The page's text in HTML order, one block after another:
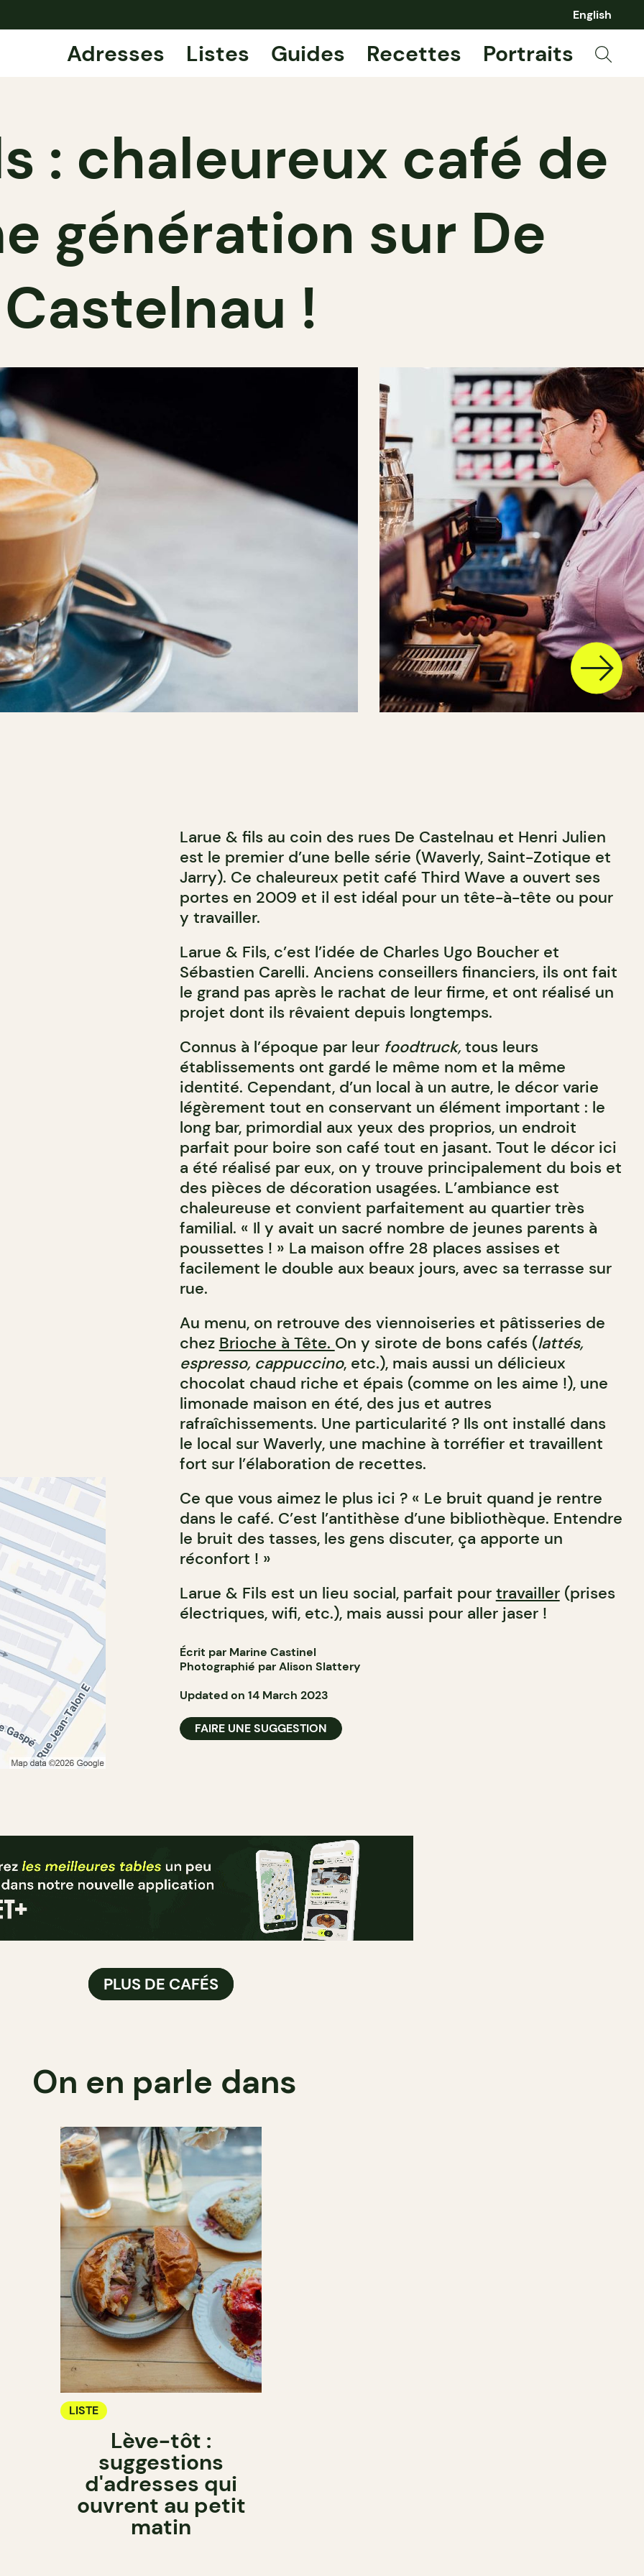
English
Adresses Listes Guides Recettes Portraits
: chaleureux café de
génération sur De
Castelnau !
Larue & fils au coin des rues De Castelnau et Henri Julien
est le premier d’une belle série (Waverly, Saint-Zotique et
Jarry). Ce chaleureux petit café Third Wave a ouvert ses
portes en 2009 et il est idéal pour un tête-à-tête ou pour
y travailler.
Larue & Fils, c’est l’idée de Charles Ugo Boucher et
Sébastien Carelli. Anciens conseillers financiers, ils ont fait
le grand pas après le rachat de leur firme, et ont réalisé un
projet dont ils rêvaient depuis longtemps.
Connus à l’époque par leur foodtruck,tous leurs
établissements ont gardé le même nom et la même
identité. Cependant, d’un local à un autre, le décor varie
légèrement tout en conservant un élément important : le
long bar, primordial aux yeux des proprios, un endroit
parfait pour boire son café tout en jasant. Tout le décor ici
a été réalisé par eux, on y trouve principalement du bois et
des pièces de décoration usagées. L’ambiance est
chaleureuse et convient parfaitement au quartier très
familial. « Il y avait un sacré nombre de jeunes parents à
poussettes ! » La maison offre 28 places assises et
facilement le double aux beaux jours, avec sa terrasse sur
rue.
Au menu, on retrouve des viennoiseries et pâtisseries de
chez Brioche à Tête. On y sirote de bons cafés (lattés,
espresso, cappuccino, etc.), mais aussi un délicieux
chocolat chaud riche et épais (comme on les aime !), une
limonade maison en été, des jus et autres
rafraîchissements. Une particularité ? Ils ont installé dans
le local sur Waverly, une machine à torréfier et travaillent
fort sur l’élaboration de recettes.
Ce que vous aimez le plus ici ? « Le bruit quand je rentre
dans le café. C’est l’antithèse d’une bibliothèque. Entendre
le bruit des tasses, les gens discuter, ça apporte un
réconfort ! »
Larue & Fils est un lieu social, parfait pour travailler(prises
électriques, wifi, etc.), mais aussi pour aller jaser !
Écrit par Marine Castinel
Photographié par Alison Slattery
Updated on 14 March 2023
FAIRE UNE SUGGESTION
PLUS DE CAFÉS
On en parle dans
LISTE
Lève-tôt :
suggestions
d'adresses qui
ouvrent au petit
matin